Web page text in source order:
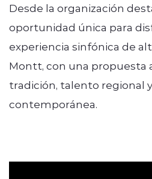
Desde la organización
oportunidad única para
experiencia sinfónica de
Montt, con una propuesta
tradición, talento regional
contemporánea.